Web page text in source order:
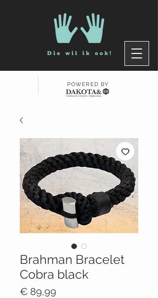
POWERED BY
Brahman Bracelet
Cobra black
€ 89,99